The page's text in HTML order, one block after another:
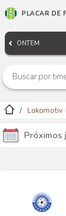
PLACAR DE
ONTEM
Lokomotiv
Próximos